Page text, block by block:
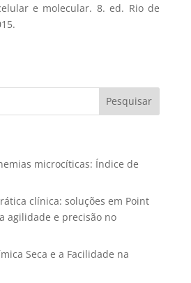
e molecular. 8. ed. Rio de
Pesquisar
microcíticas: Índice de
clínica: soluções em Point
agilidade e precisão no
Seca e a Facilidade na